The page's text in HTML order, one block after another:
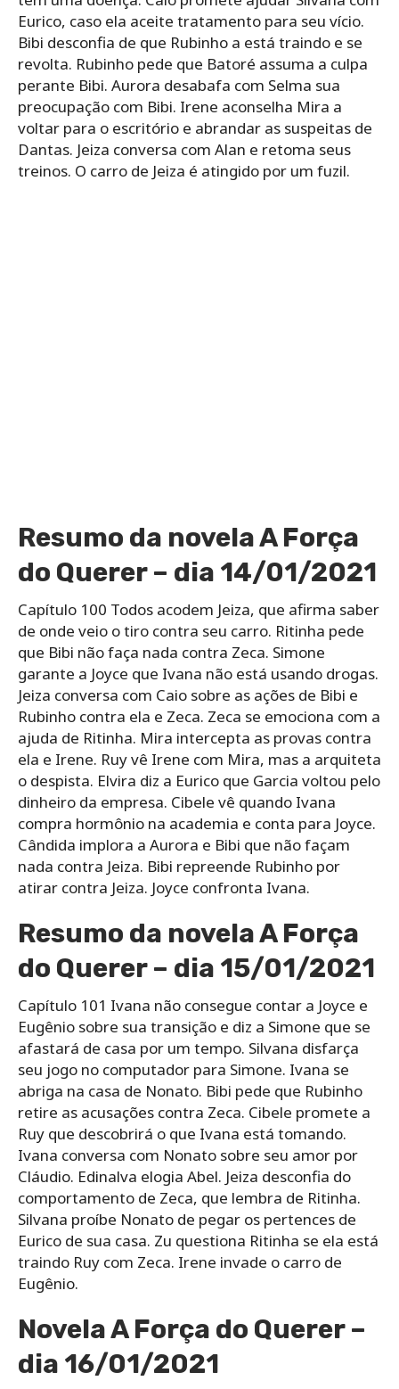
Eurico, caso ela aceite tratamento para seu vício.
Bibi desconfia de que Rubinho a está traindo e se
revolta. Rubinho pede que Batoré assuma a culpa
perante Bibi. Aurora desabafa com Selma sua
preocupação com Bibi. Irene aconselha Mira a
voltar para o escritório e abrandar as suspeitas de
Dantas. Jeiza conversa com Alan e retoma seus
treinos. O carro de Jeiza é atingido por um fuzil.
Resumo da novela A Força
do Querer – dia 14/01/2021
Capítulo 100 Todos acodem Jeiza, que afirma saber
de onde veio o tiro contra seu carro. Ritinha pede
que Bibi não faça nada contra Zeca. Simone
garante a Joyce que Ivana não está usando drogas.
Jeiza conversa com Caio sobre as ações de Bibi e
Rubinho contra ela e Zeca. Zeca se emociona com a
ajuda de Ritinha. Mira intercepta as provas contra
ela e Irene. Ruy vê Irene com Mira, mas a arquiteta
o despista. Elvira diz a Eurico que Garcia voltou pelo
dinheiro da empresa. Cibele vê quando Ivana
compra hormônio na academia e conta para Joyce.
Cândida implora a Aurora e Bibi que não façam
nada contra Jeiza. Bibi repreende Rubinho por
atirar contra Jeiza. Joyce confronta Ivana.
Resumo da novela A Força
do Querer – dia 15/01/2021
Capítulo 101 Ivana não consegue contar a Joyce e
Eugênio sobre sua transição e diz a Simone que se
afastará de casa por um tempo. Silvana disfarça
seu jogo no computador para Simone. Ivana se
abriga na casa de Nonato. Bibi pede que Rubinho
retire as acusações contra Zeca. Cibele promete a
Ruy que descobrirá o que Ivana está tomando.
Ivana conversa com Nonato sobre seu amor por
Cláudio. Edinalva elogia Abel. Jeiza desconfia do
comportamento de Zeca, que lembra de Ritinha.
Silvana proíbe Nonato de pegar os pertences de
Eurico de sua casa. Zu questiona Ritinha se ela está
traindo Ruy com Zeca. Irene invade o carro de
Eugênio.
Novela A Força do Querer –
dia 16/01/2021